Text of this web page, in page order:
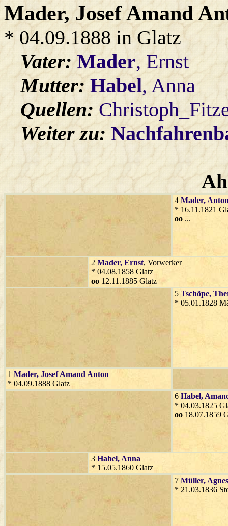
Mader, Josef Amand
* 04.09.1888 in Glatz
Vater:Mader, Ernst
Mutter:Habel, Anna
Quellen:
Weiter zu:
4 Mader,
* 16.11.1821
oo ...
2 Mader, Ernst, Vorwerker
* 04.08.1858 Glatz
oo 12.11.1885 Glatz
5 Tschöpe,
* 05.01.1828
1 Mader, Josef Amand Anton
* 04.09.1888 Glatz
6 Habel,
* 04.03.1825
oo 18.07.1859
3 Habel, Anna
* 15.05.1860 Glatz
7 Müller, Agnes
* 21.03.1836